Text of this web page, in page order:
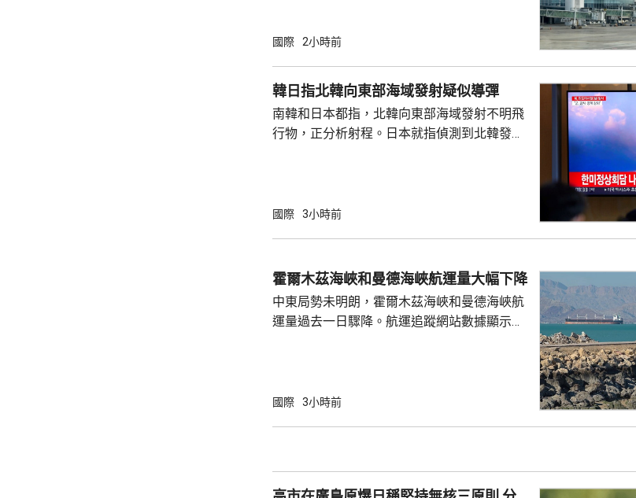
政策要求和當地法律規定，簽訂正規勞務合
和高薪誘惑，輕易跳槽。 使館呼籲，要特別關
注以色列方面對「打黑工」行為，正採取越來
越嚴厲的清理整頓和打擊，凡被查處者均會...
國際 2小時前
韓日指北韓向東部海域發射疑似導彈
南韓和日本都指，北韓向東部海域發射不明飛
行物，正分析射程。日本就指偵測到北韓發射
技術，以及作戰經驗的積累，南韓當局擔憂影
國際 3小時前
霍爾木茲海峽和曼德海峽航運量大幅下降
中東局勢未明朗，霍爾木茲海峽和曼德海峽航
運量過去一日驟降。航運追蹤網站數據顯示，
的20艘。 報道指，伊朗戰事2月開始前，每日
國際 3小時前